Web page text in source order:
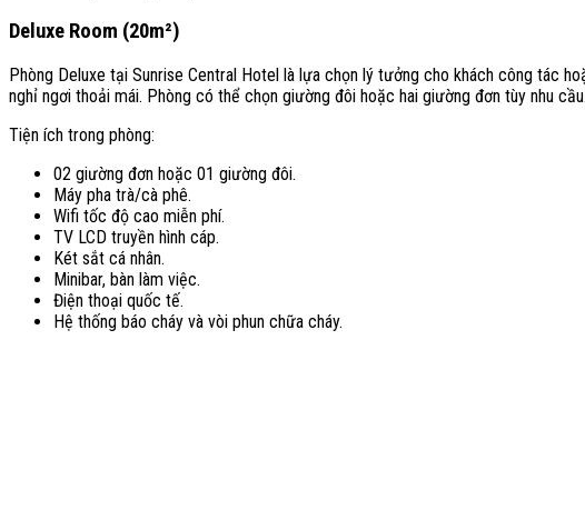
Deluxe Room (20m²)
Phòng Deluxe tại Sunrise Central Hotel là lựa chọn lý tưởng cho khách công tác
nghỉ ngơi thoải mái. Phòng có thể chọn giường đôi hoặc hai giường đơn tùy nhu cầu.
Tiện ích trong phòng:
02 giường đơn hoặc 01 giường đôi.
Máy pha trà/cà phê.
Wifi tốc độ cao miễn phí.
TV LCD truyền hình cáp.
Két sắt cá nhân.
Minibar, bàn làm việc.
Điện thoại quốc tế.
Hệ thống báo cháy và vòi phun chữa cháy.